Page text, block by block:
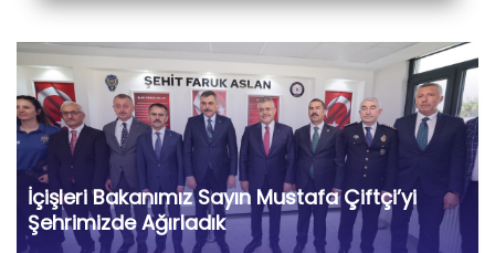
İçişleri Bakanımız Sayın Mustafa Çiftçi’yi
Şehrimizde Ağırladık